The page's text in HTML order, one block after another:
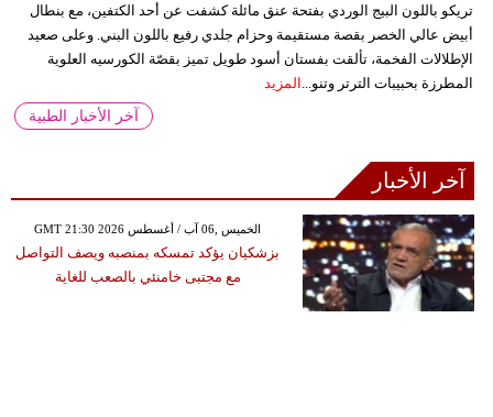
تريكو باللون البيج الوردي بفتحة عنق مائلة كشفت عن أحد الكتفين، مع بنطال
أبيض عالي الخصر بقصة مستقيمة وحزام جلدي رفيع باللون البني. وعلى صعيد
الإطلالات الفخمة، تألقت بفستان أسود طويل تميز بقصّة الكورسيه العلوية
المطرزة بحبيبات الترتر وتنو...
المزيد
آخر الأخبار الطبية
آخر الأخبار
GMT 21:30 2026 الخميس ,06 آب / أغسطس
بزشكيان يؤكد تمسكه بمنصبه ويصف التواصل
مع مجتبى خامنئي بالصعب للغاية